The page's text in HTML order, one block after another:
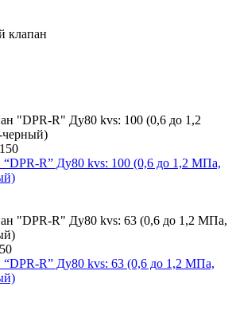
клапан
“DPR-R” Ду80 kvs: 100 (0,6 до 1,2 МПа,
“DPR-R” Ду80 kvs: 63 (0,6 до 1,2 МПа,